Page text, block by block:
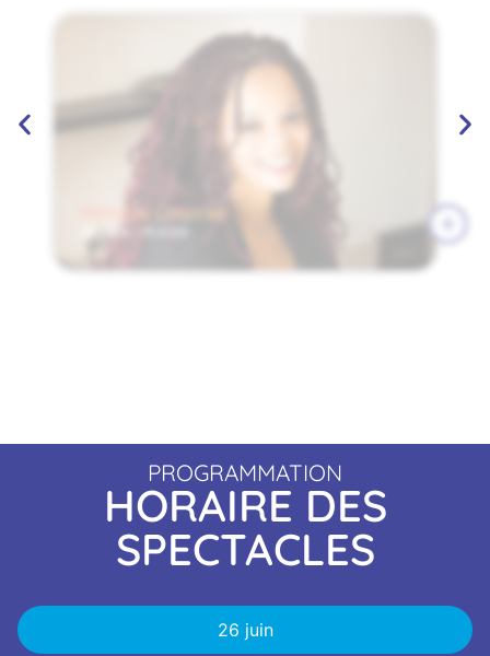
Mélanie Charrier
PROGRAMMATION
HORAIRE DES
SPECTACLES
26 juin